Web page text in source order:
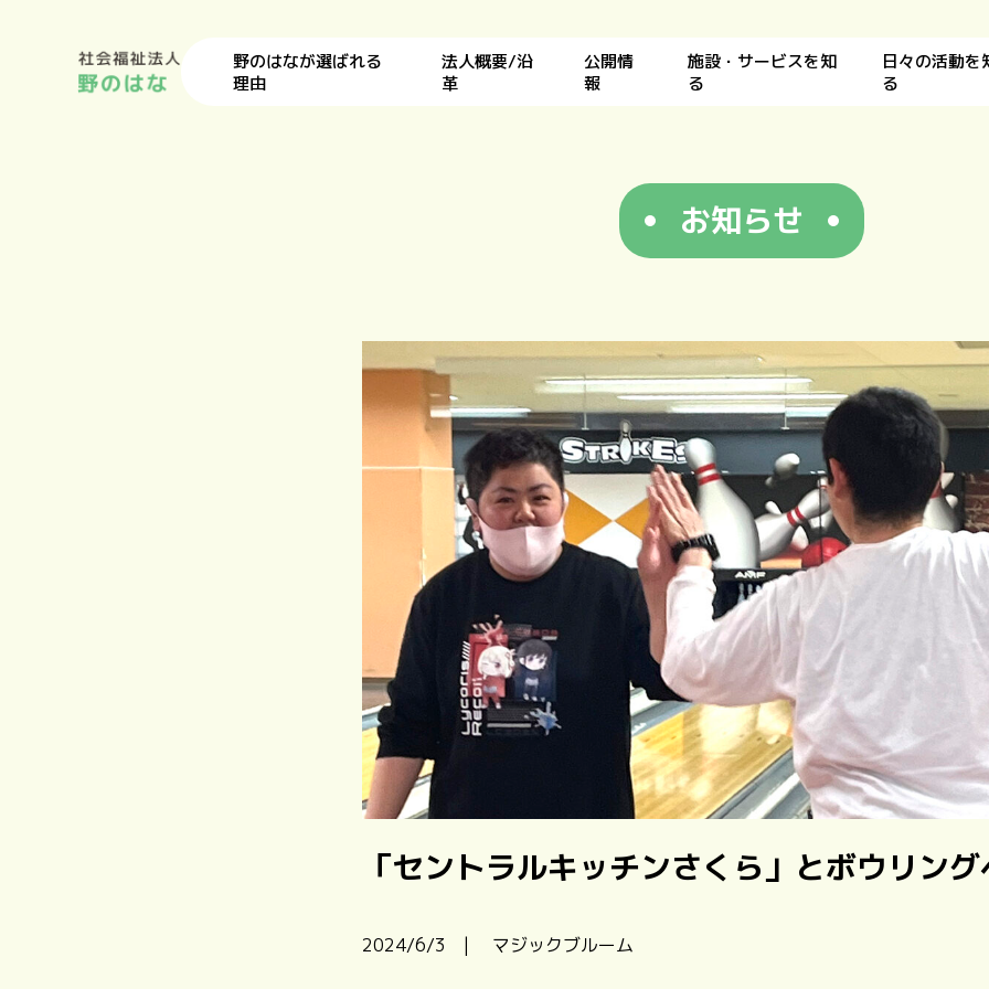
野のはなが選ばれる
理由
法人概要/沿
革
公開情
報
施設・サービスを知
る
日々の活動を
る
お知らせ
「セントラルキッチンさくら」とボウリン
2024/6/3 | マジックブルーム